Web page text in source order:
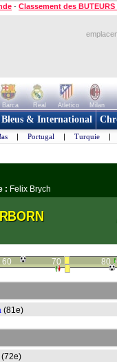
- Classement des
Barca Real Atletico Milan
Bleus & International
| Portugal | Turquie |
: Felix Brych
60 70 80
(81e)
(72e)